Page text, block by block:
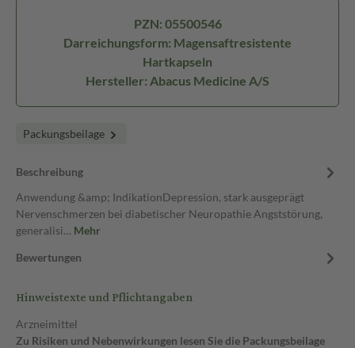
PZN: 05500546
Darreichungsform: Magensaftresistente
Hartkapseln
Hersteller: Abacus Medicine A/S
Packungsbeilage
Beschreibung
Anwendung &amp; IndikationDepression, stark ausgeprägt
Nervenschmerzen bei diabetischer Neuropathie Angststörung,
generalisi… Mehr
Bewertungen
Hinweistexte und Pflichtangaben
Arzneimittel
Zu Risiken und Nebenwirkungen lesen Sie die Packungsbeilage